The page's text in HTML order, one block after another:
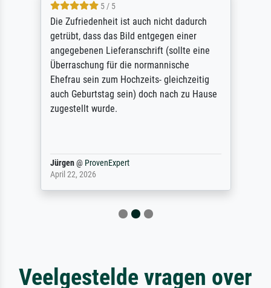
5 / 5
Die Zufriedenheit ist auch nicht dadurch
getrübt, dass das Bild entgegen einer
angegebenen Lieferanschrift (sollte eine
Überraschung für die normannische
Ehefrau sein zum Hochzeits- gleichzeitig
auch Geburtstag sein) doch nach zu Hause
zugestellt wurde.
Jürgen@ ProvenExpert
April 22, 2026
Veelgestelde vragen over